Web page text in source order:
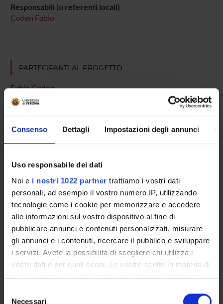
Consenso Dettagli Impostazioni degli annunci
Uso responsabile dei dati
Noi e i nostri 1022 partner trattiamo i vostri dati
personali, ad esempio il vostro numero IP, utilizzando
tecnologie come i cookie per memorizzare e accedere
alle informazioni sul vostro dispositivo al fine di
pubblicare annunci e contenuti personalizzati, misurare
gli annunci e i contenuti, ricercare il pubblico e sviluppare
i servizi. Avete la possibilità di scegliere chi utilizza i
vostri dati e per quali scopi. Le vostre scelte in materia di
privacy sono applicabili solo su questa proprietà digitale
modificare o revocare il proprio consenso in qualsiasi
Necessari
Responsabili (o referenti locali)
Coden Fabio
PARTECIPANTI AL PROGETTO
Fabio Coden
Professore associato
Silvia D'Ambrosio
Professore a contratto
ATTIVITÀ
GRUPPI DI RICERCA
DOTTORATI DI RICERCA